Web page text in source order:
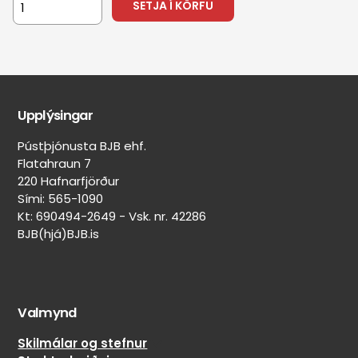
Púst
Upphækkanir
Önnur þjónusta
+354 565 1090
Flatahraun 7 Kort
Upplýsingar
Pústþjónusta BJB ehf.
Flatahraun 7
220 Hafnarfjörður
Sími: 565-1090
Kt: 690494-2649 - Vsk. nr. 42286
BJB(hjá)BJB.is
Valmynd
Skilmálar og stefnur